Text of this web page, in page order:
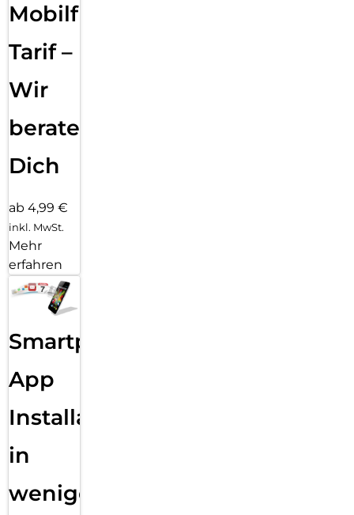
Mobilfunk
Tarif –
Wir
beraten
Dich
ab 4,99 €
inkl. MwSt.
Mehr
erfahren
Smartphone
App
Installation
in
wenigen